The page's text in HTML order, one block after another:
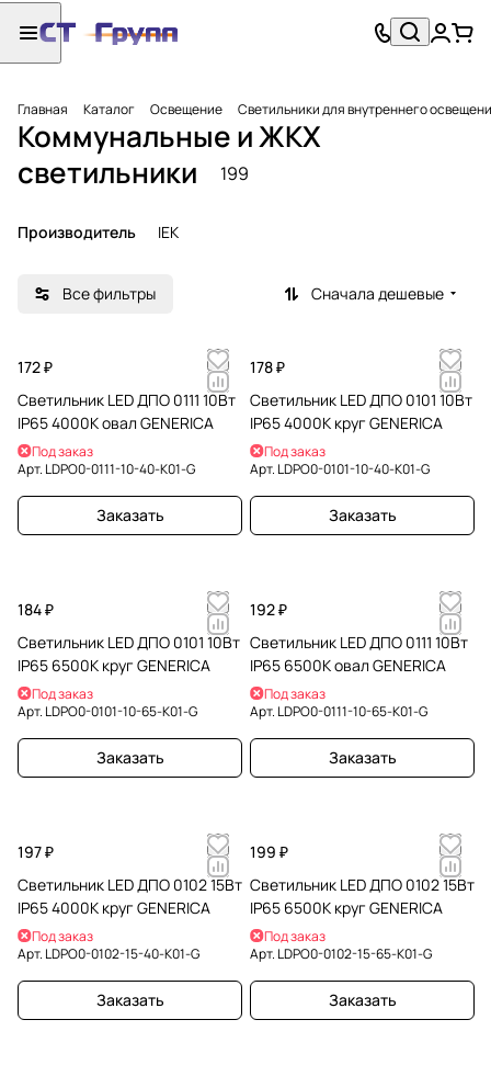
Главная Каталог Освещение Светильники для внутреннего
Коммунальные и ЖКХ
светильники
199
Производитель IEK
Все фильтры Сначала дешевые
172 ₽
Светильник LED ДПО 0111 10Вт
IP65 4000К овал GENERICA
Под заказ
Арт. LDPO0-0111-10-40-K01-G
Заказать
178 ₽
Светильник LED ДПО 0101 10Вт
IP65 4000К круг GENERICA
Под заказ
Арт. LDPO0-0101-10-40-K01-G
Заказать
184 ₽
Светильник LED ДПО 0101 10Вт
IP65 6500К круг GENERICA
Под заказ
Арт. LDPO0-0101-10-65-K01-G
Заказать
192 ₽
Светильник LED ДПО 0111 10Вт
IP65 6500К овал GENERICA
Под заказ
Арт. LDPO0-0111-10-65-K01-G
Заказать
197 ₽
Светильник LED ДПО 0102 15Вт
IP65 4000К круг GENERICA
Под заказ
Арт. LDPO0-0102-15-40-K01-G
Заказать
199 ₽
Светильник LED ДПО 0102 15Вт
IP65 6500К круг GENERICA
Под заказ
Арт. LDPO0-0102-15-65-K01-G
Заказать